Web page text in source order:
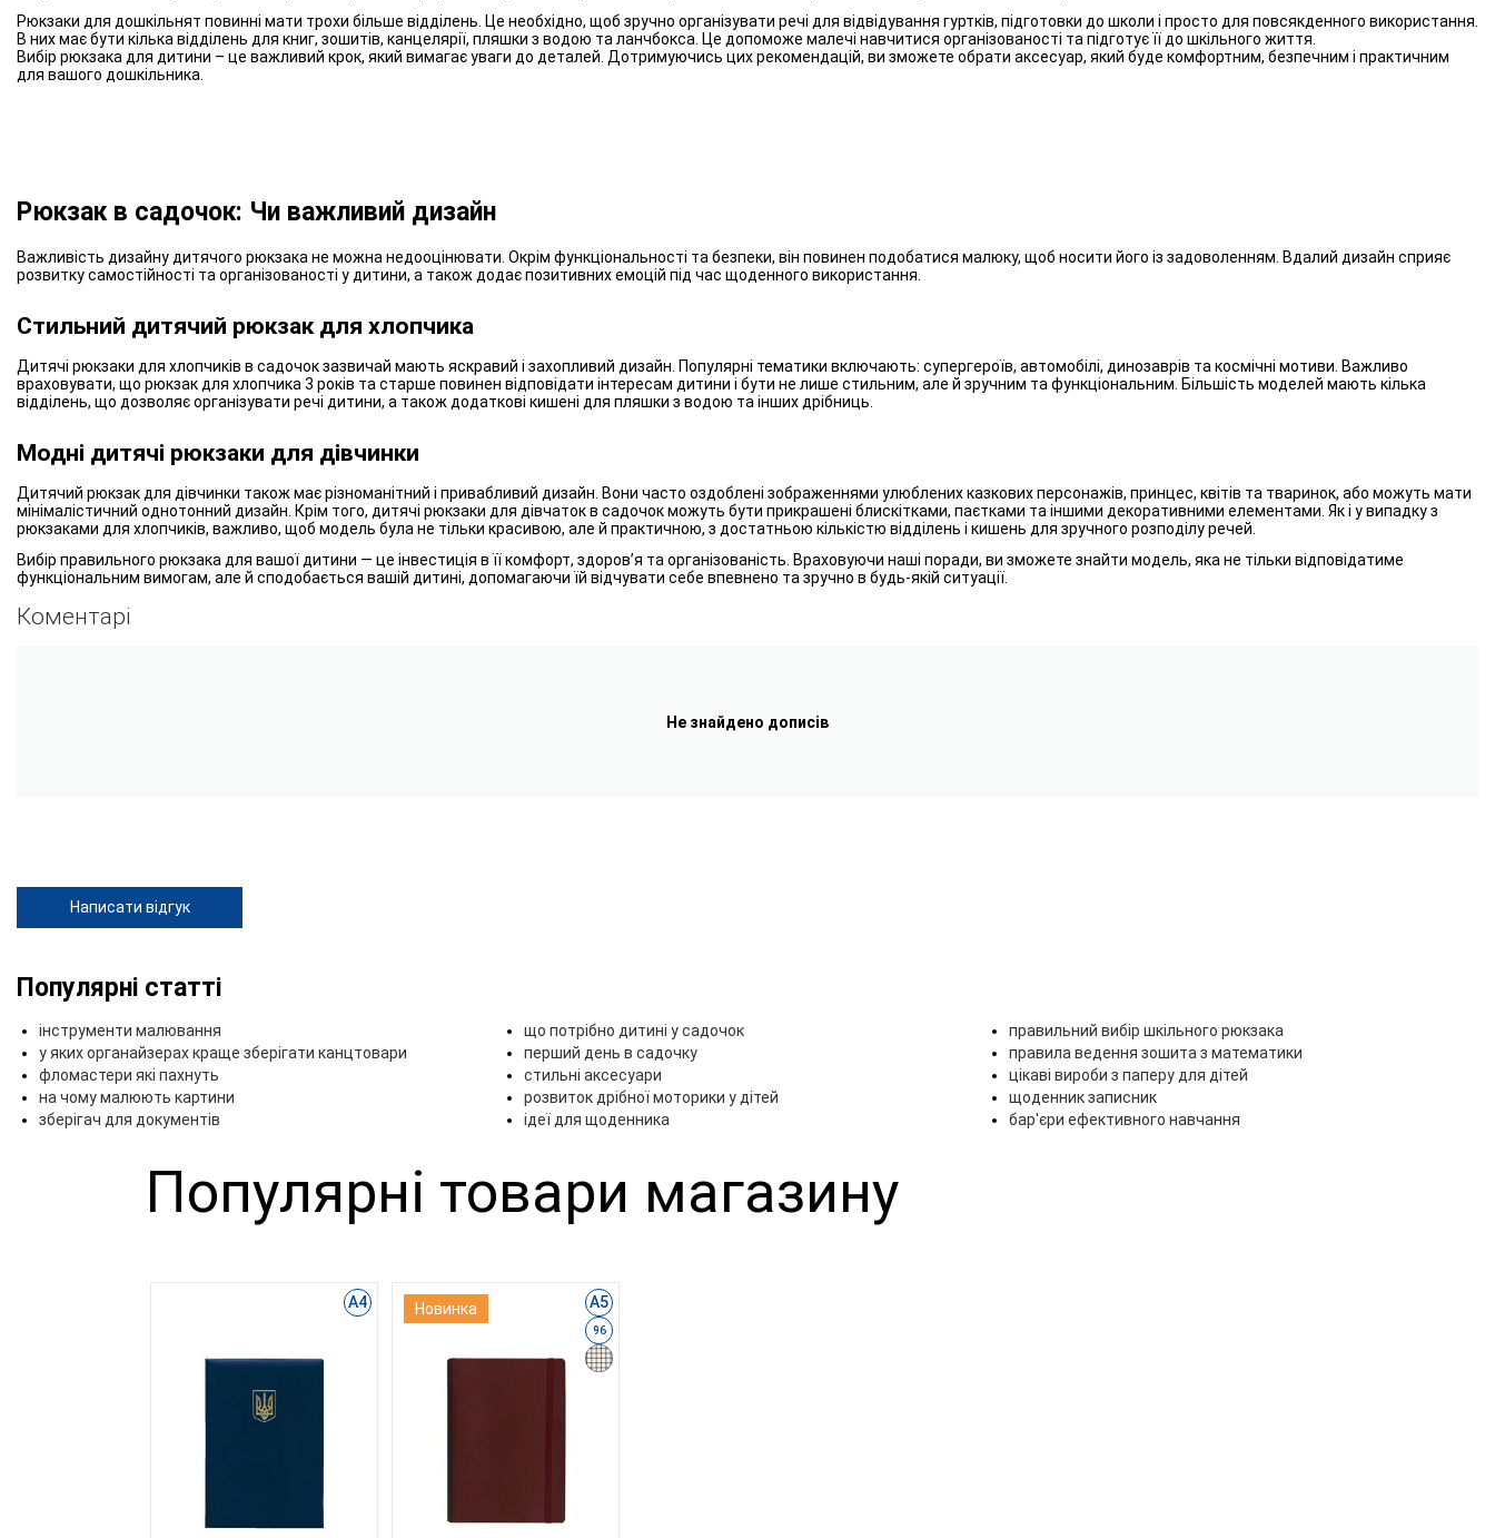
Рюкзаки для дошкільнят повинні мати трохи більше відділень. Це необхідно, щоб зручно організувати речі для відвідування гуртків, підготовки до школи і просто для повсякденного використання.
В них має бути кілька відділень для книг, зошитів, канцелярії, пляшки з водою та ланчбокса. Це допоможе малечі навчитися організованості та підготує її до шкільного життя.
Вибір рюкзака для дитини – це важливий крок, який вимагає уваги до деталей. Дотримуючись цих рекомендацій, ви зможете обрати аксесуар, який буде комфортним, безпечним і практичним
для вашого дошкільника.
Рюкзак в садочок: Чи важливий дизайн
Важливість дизайну дитячого рюкзака не можна недооцінювати. Окрім функціональності та безпеки, він повинен подобатися малюку, щоб носити його із задоволенням. Вдалий дизайн сприяє
розвитку самостійності та організованості у дитини, а також додає позитивних емоцій під час щоденного використання.
Стильний дитячий рюкзак для хлопчика
Дитячі рюкзаки для хлопчиків в садочок зазвичай мають яскравий і захопливий дизайн. Популярні тематики включають: супергероїв, автомобілі, динозаврів та космічні мотиви. Важливо
враховувати, що рюкзак для хлопчика 3 років та старше повинен відповідати інтересам дитини і бути не лише стильним, але й зручним та функціональним. Більшість моделей мають кілька
відділень, що дозволяє організувати речі дитини, а також додаткові кишені для пляшки з водою та інших дрібниць.
Модні дитячі рюкзаки для дівчинки
Дитячий рюкзак для дівчинки також має різноманітний і привабливий дизайн. Вони часто оздоблені зображеннями улюблених казкових персонажів, принцес, квітів та тваринок, або можуть мати
мінімалістичний однотонний дизайн. Крім того, дитячі рюкзаки для дівчаток в садочок можуть бути прикрашені блискітками, паєтками та іншими декоративними елементами. Як і у випадку з
рюкзаками для хлопчиків, важливо, щоб модель була не тільки красивою, але й практичною, з достатньою кількістю відділень і кишень для зручного розподілу речей.
Вибір правильного рюкзака для вашої дитини — це інвестиція в її комфорт, здоров’я та організованість. Враховуючи наші поради, ви зможете знайти модель, яка не тільки відповідатиме
функціональним вимогам, але й сподобається вашій дитині, допомагаючи їй відчувати себе впевнено та зручно в будь-якій ситуації.
Коментарі
Не знайдено дописів
Написати відгук
Популярні статті
інструменти малювання
у яких органайзерах краще зберігати канцтовари
фломастери які пахнуть
на чому малюють картини
зберігач для документів
що потрібно дитині у садочок
перший день в садочку
стильні аксесуари
розвиток дрібної моторики у дітей
ідеї для щоденника
правильний вибір шкільного рюкзака
правила ведення зошита з математики
цікаві вироби з паперу для дітей
щоденник записник
бар'єри ефективного навчання
Популярні товари магазину
А4 Новинка А5
96